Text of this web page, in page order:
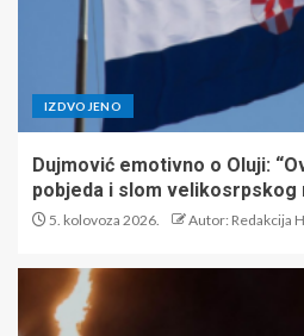
IZDVOJENO
Dujmović emotivno o Oluji:
pobjeda i slom velikosrpskog
5. kolovoza 2026. Autor: Redakcija